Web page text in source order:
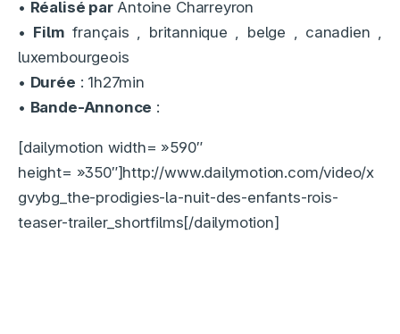
• Réalisé parAntoine Charreyron
• Film français , britannique , belge , canadien ,
luxembourgeois
• Durée : 1h27min
• Bande-Annonce :
[dailymotion width= »590″
height= »350″]http://www.dailymotion.com/video/x
gvybg_the-prodigies-la-nuit-des-enfants-rois-
teaser-trailer_shortfilms[/dailymotion]